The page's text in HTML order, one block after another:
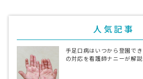
人気記事
手足口病はいつから登園で
の対応を看護師ナニーが解説